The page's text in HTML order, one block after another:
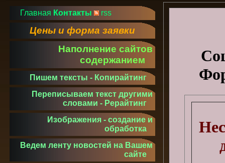
Главная Контакты rss
Цены и форма заявки
Наполнение сайтов
содержанием
Пишем тексты - Копирайтинг
Переписываем текст другими
словами - Рерайтинг
Изображения - создание и
обработка
Ведем ленту новостей на Вашем
сайте